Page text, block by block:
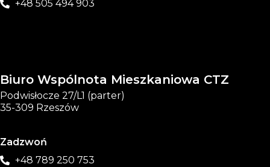
+48 505 494 903
Biuro Wspólnota Mieszkaniowa CTZ
Podwisłocze 27/L1 (parter)
35-309 Rzeszów
Zadzwoń
+48 789 250 753